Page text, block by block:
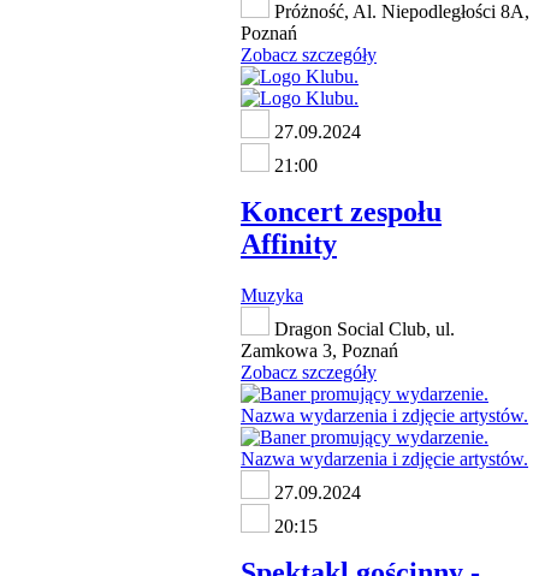
Próżność, Al. Niepodległości 8A,
Poznań
Zobacz szczegóły
27.09.2024
21:00
Koncert zespołu
Affinity
Muzyka
Dragon Social Club, ul.
Zamkowa 3, Poznań
Zobacz szczegóły
27.09.2024
20:15